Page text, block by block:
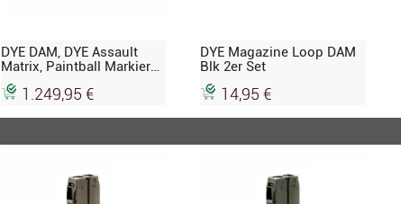
DYE DAM, DYE Assault
Matrix, Paintball Markierer,
schwarz
1.249,95 €
DYE Magazine Loop DAM
Blk 2er Set
14,95 €